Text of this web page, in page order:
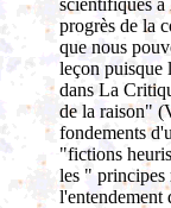
scientifiques à
progrès de la
que nous
leçon puisque
dans La
de la raison"
fondements
"fictions
les " principes
l'entendement